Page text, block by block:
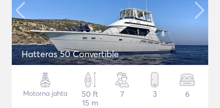
Hatteras 50 Convertible
Motorna jahta
50 ft
15 m
7 3 6